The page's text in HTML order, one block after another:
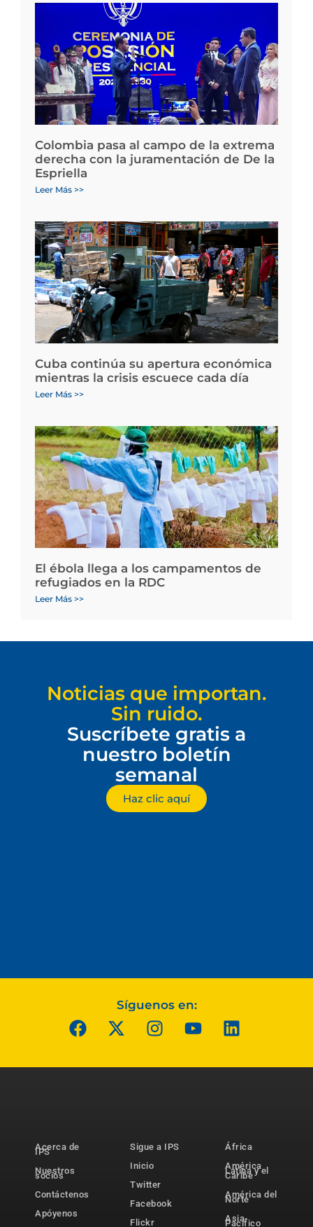
Colombia pasa al campo de la extrema
derecha con la juramentación de De la
Espriella
Leer Más >>
Cuba continúa su apertura económica
mientras la crisis escuece cada día
Leer Más >>
El ébola llega a los campamentos de
refugiados en la RDC
Leer Más >>
Noticias que importan.
Sin ruido.
Suscríbete gratis a
nuestro boletín
semanal
Haz clic aquí
Síguenos en:
Acerca de
IPS
Nuestros
socios
Contáctenos
Apóyenos
Sigue a IPS
Inicio
Twitter
Facebook
Flickr
África
América
Latina y el
Caribe
América del
Norte
Asia-
Pacífico